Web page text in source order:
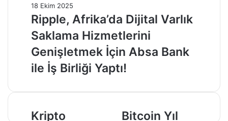
18 Ekim 2025
Ripple, Afrika’da Dijital Varlık
Saklama Hizmetlerini
Genişletmek İçin Absa Bank
ile İş Birliği Yaptı!
Kripto
Kripto
Bitcoin
Bitcoin Yıl